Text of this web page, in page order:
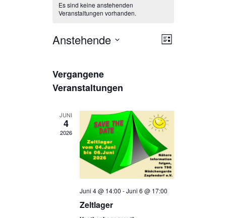
Es sind keine anstehenden
Veranstaltungen vorhanden.
Ansichten-
Navigation
Ansichten-
Liste
Anstehende
Vergangene
Veranstaltungen
JUNI
4
2026
Juni 4 @ 14:00 -Juni 6 @ 17:00
Zeltlager